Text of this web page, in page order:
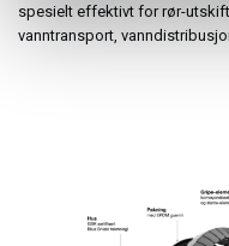
spesielt effektivt for rør-
vanntransport,